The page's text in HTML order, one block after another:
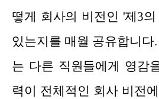
떻게 회사의 비전인 '제3
있는지를 매월 공유합니다
는 다른 직원들에게 영감
력이 전체적인 회사 비전